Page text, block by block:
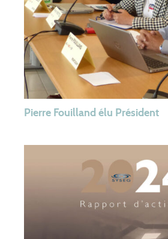
Pierre Fouilland élu Président